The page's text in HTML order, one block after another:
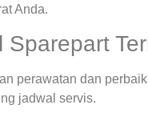
Anda.
perawatan dan
jadwal servis.